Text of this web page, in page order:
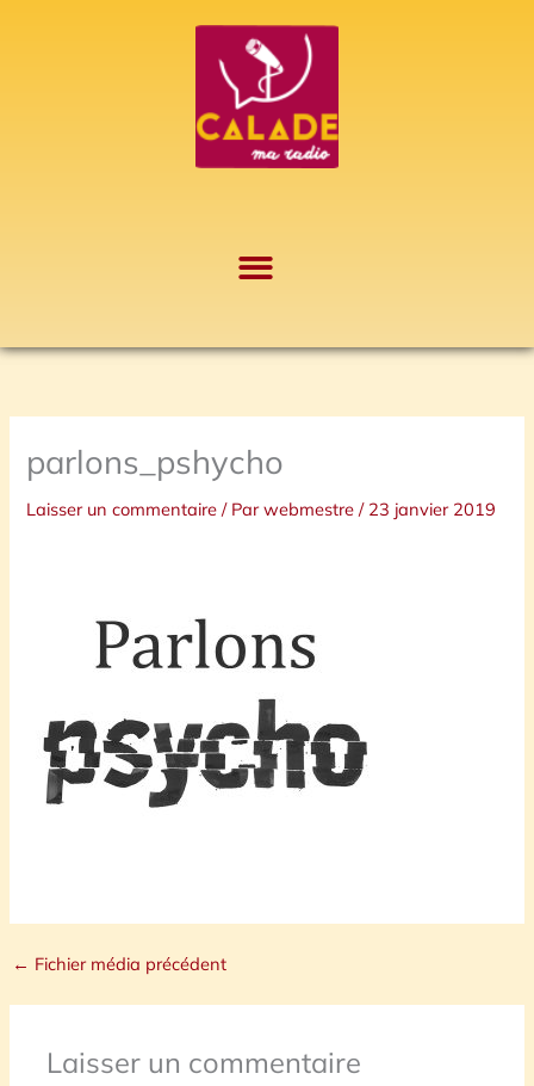
parlons_pshycho
Laisser un commentaire / Parwebmestre/ 23 janvier 2019
← Fichier média précédent
Laisser un commentaire